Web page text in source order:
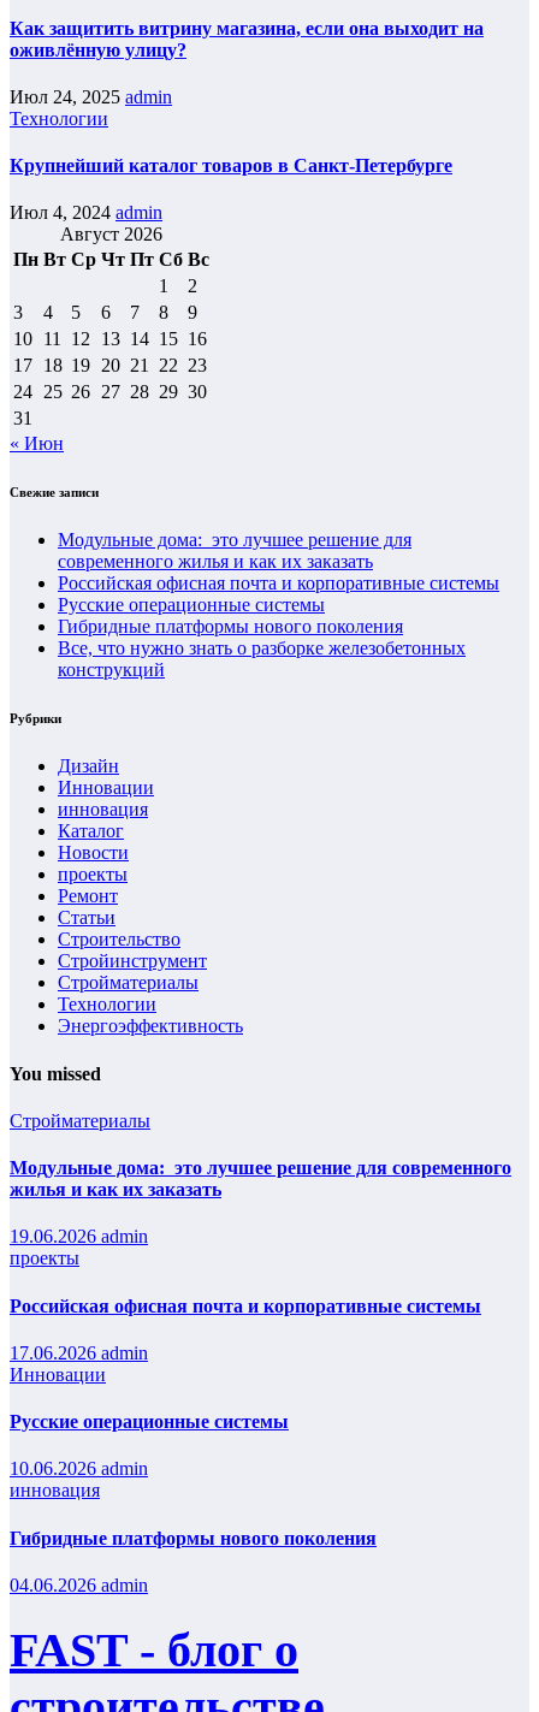
Как защитить витрину магазина, если она выходит на
оживлённую улицу?
Июл 24, 2025 admin
Технологии
Крупнейший каталог товаров в Санкт-Петербурге
Июл 4, 2024 admin
Август 2026
Пн Вт Ср Чт Пт Сб Вс
1
2
3
4 5 6 7 8
9
10 11 12 13 14 15 16
17 18 19 20 21 22 23
24 25 26 27 28 29 30
31
« Июн
Свежие записи
Модульные дома: это лучшее решение для
современного жилья и как их заказать
Российская офисная почта и корпоративные системы
Русские операционные системы
Гибридные платформы нового поколения
Все, что нужно знать о разборке железобетонных
конструкций
Рубрики
Дизайн
Инновации
инновация
Каталог
Новости
проекты
Ремонт
Статьи
Строительство
Стройинструмент
Стройматериалы
Технологии
Энергоэффективность
You missed
Стройматериалы
Модульные дома: это лучшее решение для современного
жилья и как их заказать
19.06.2026 admin
проекты
Российская офисная почта и корпоративные системы
17.06.2026 admin
Инновации
Русские операционные системы
10.06.2026 admin
инновация
Гибридные платформы нового поколения
04.06.2026 admin
FAST - блог о